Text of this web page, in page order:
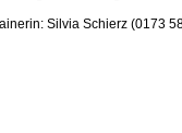
Silvia Schierz (0173